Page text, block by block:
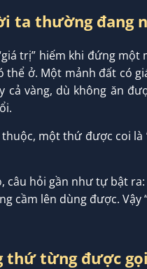
ta thường đang
trị” hiếm khi đứng
thể ở. Một mảnh đất có
cả vàng, dù không ăn
một thứ được coi là
câu hỏi gần như tự bật
cầm lên dùng được. Vậy
thứ từng được